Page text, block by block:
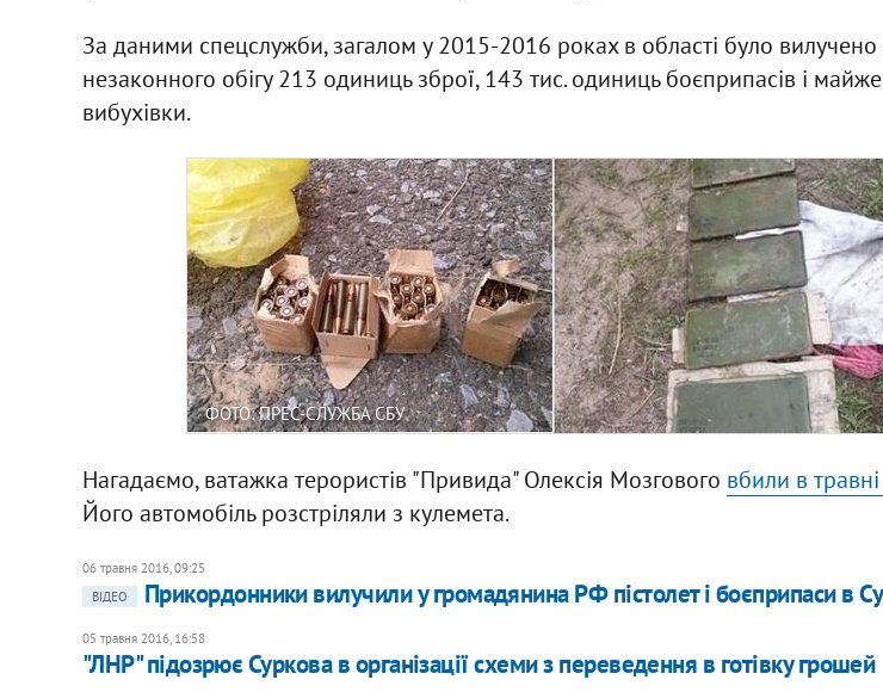
За даними спецслужби, загалом у 2015-2016 роках в області було вилучено
незаконного обігу 213 одиниць зброї, 143 тис. одиниць боєприпасів і
вибухівки.
ФОТО: ПРЕС-СЛУЖБА СБУ
Нагадаємо, ватажка терористів "Привида" Олексія Мозгового вбили в
Його автомобіль розстріляли з кулемета.
06 травня 2016, 09:25
ВІДЕО
Прикордонники вилучили у громадянина РФ пістолет і боєприпаси в
05 травня 2016, 16:58
"ЛНР" підозрює Суркова в організації схеми з переведення в готівку грошей